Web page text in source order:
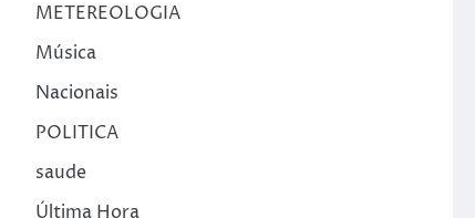
METEREOLOGIA
Música
Nacionais
POLITICA
saude
Última Hora